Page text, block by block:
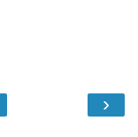
›